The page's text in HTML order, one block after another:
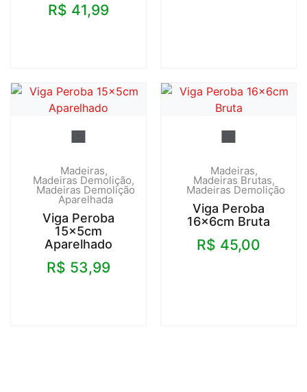
R$ 41,99
Madeiras
Madeiras Demolição
Madeiras Demolição
Aparelhada
Viga Peroba
15x5cm
Aparelhado
R$ 53,99
Madeiras
Madeiras Brutas
Madeiras Demolição
Viga Peroba
16x6cm Bruta
R$ 45,00